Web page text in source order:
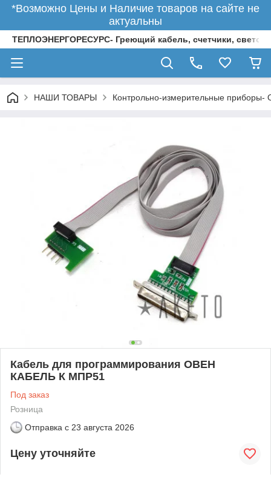
*Возможно Цены и Наличие товаров на сайте не
актуальны
ТЕПЛОЭНЕРГОРЕСУРС- Греющий кабель, счетчики,
НАШИ ТОВАРЫ Контрольно-измерительные приборы-
Кабель для программирования ОВЕН
КАБЕЛЬ К МПР51
Под заказ
Розница
Отправка с 23 августа 2026
Цену уточняйте